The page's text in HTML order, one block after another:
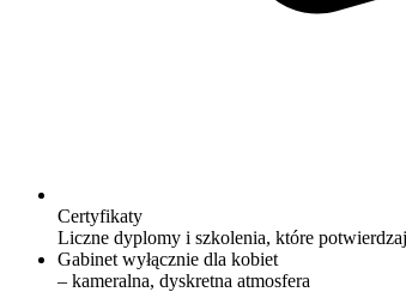
Certyfikaty
Liczne dyplomy i szkolenia, które
Gabinet wyłącznie dla kobiet
– kameralna, dyskretna atmosfera